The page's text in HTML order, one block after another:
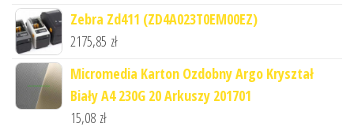
Zebra Zd411 (ZD4A023T0EM00EZ)
2175,85 zł
Micromedia Karton Ozdobny Argo Kryształ
Biały A4 230G 20 Arkuszy 201701
15,08 zł